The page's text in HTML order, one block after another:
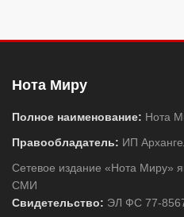
Нота Миру
Полное наименование: Нота
Правообладатель: ИП
Сетевое издание «Нота Миру»
СМИ
Свидетельство: ЭЛ ФС 77-